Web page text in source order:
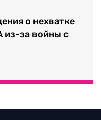
о нехватке
из-за войны с